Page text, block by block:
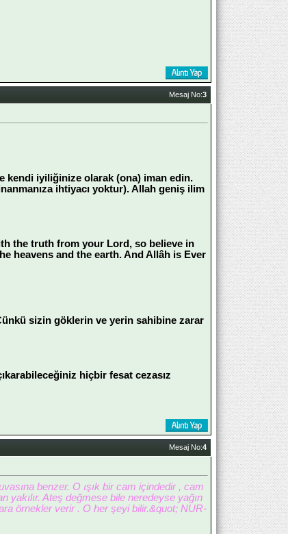
Mesaj No:3
kendi iyiliğinize olarak (ona) iman edin.
ihtiyacı yoktur). Allah geniş ilim
the truth from your Lord, so believe in
heavens and the earth. And Allâh is Ever
sizin göklerin ve yerin sahibine zarar
hiçbir fesat cezasız
Mesaj No:4
benzer. O ışık bir cam içindedir , cam
yakılır. Ateş değmese bile neredeyse yağın
örnekler verir . O her şeyi bilir.&quot; NUR-